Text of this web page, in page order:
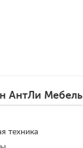
АнтЛи Мебель
техника